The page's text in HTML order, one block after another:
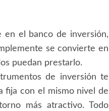
en el banco de inversión,
se convierte en
puedan prestarlo.
de inversión te
fija con el mismo nivel de
más atractivo. Todo